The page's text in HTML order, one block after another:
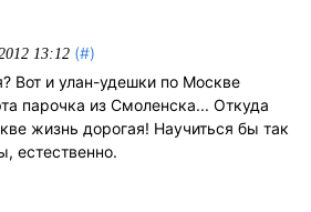
13:12 (#)
Вот и улан-удешки по Москве
парочка из Смоленска... Откуда
жизнь дорогая! Научиться бы так
естественно.